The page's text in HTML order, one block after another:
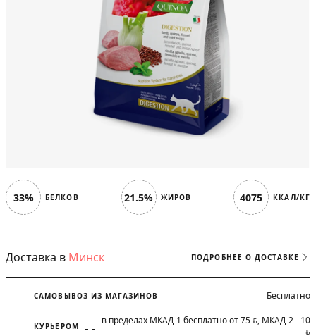
33% БЕЛКОВ 21.5% ЖИРОВ 4075 ККАЛ/КГ
Доставка в Минск ПОДРОБНЕЕ О ДОСТАВКЕ
САМОВЫВОЗ ИЗ МАГАЗИНОВ Бесплатно
КУРЬЕРОМ в пределах МКАД-1 бесплатно от 75 BYN, МКАД-2 - 10
BYN